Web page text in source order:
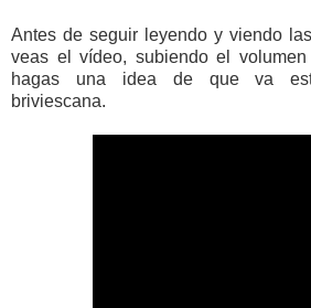
Antes de seguir leyendo y viendo
veas el vídeo, subiendo el
hagas una idea de que va
briviescana.